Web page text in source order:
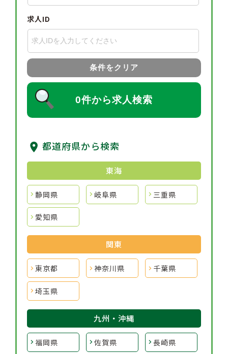
求人ID
条件をクリア
0件から求人検索
都道府県から検索
東海
静岡県 岐阜県 三重県
愛知県
関東
東京都 神奈川県 千葉県
埼玉県
九州・沖縄
福岡県 佐賀県 長崎県